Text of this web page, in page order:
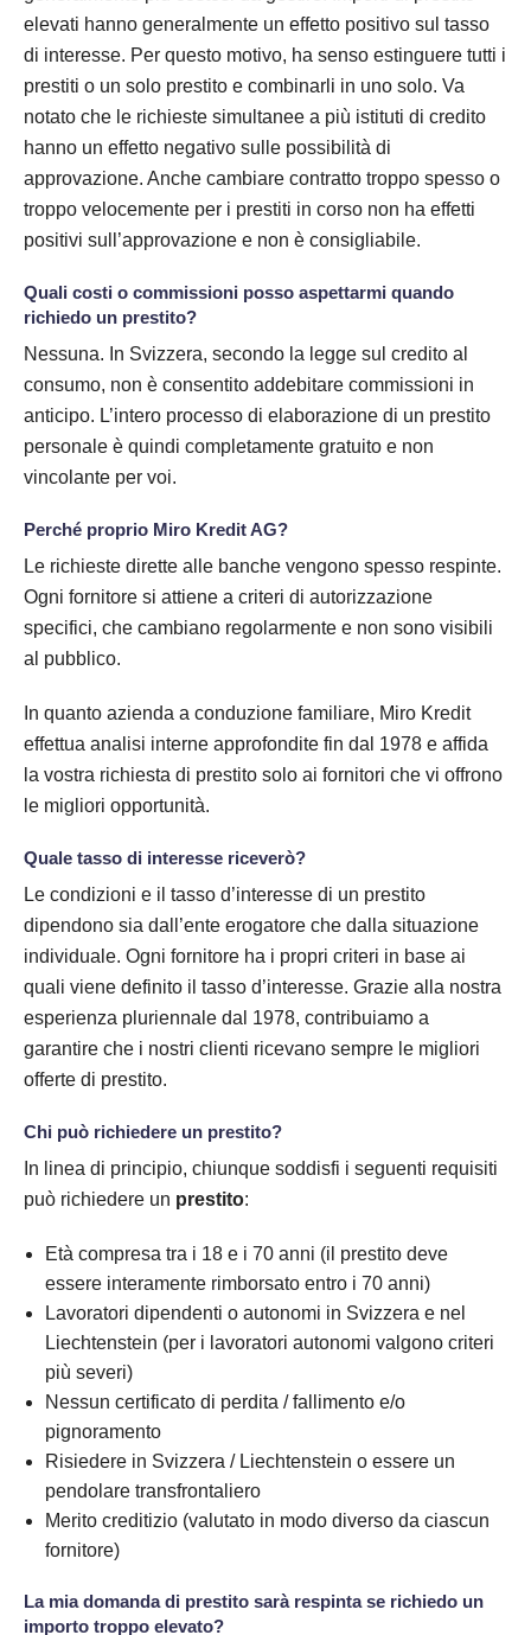
elevati hanno generalmente un effetto positivo sul tasso
di interesse. Per questo motivo, ha senso estinguere tutti i
prestiti o un solo prestito e combinarli in uno solo. Va
notato che le richieste simultanee a più istituti di credito
hanno un effetto negativo sulle possibilità di
approvazione. Anche cambiare contratto troppo spesso o
troppo velocemente per i prestiti in corso non ha effetti
positivi sull’approvazione e non è consigliabile.
Quali costi o commissioni posso aspettarmi quando
richiedo un prestito?
Nessuna. In Svizzera, secondo la legge sul credito al
consumo, non è consentito addebitare commissioni in
anticipo. L’intero processo di elaborazione di un prestito
personale è quindi completamente gratuito e non
vincolante per voi.
Perché proprio Miro Kredit AG?
Le richieste dirette alle banche vengono spesso respinte.
Ogni fornitore si attiene a criteri di autorizzazione
specifici, che cambiano regolarmente e non sono visibili
al pubblico.
In quanto azienda a conduzione familiare, Miro Kredit
effettua analisi interne approfondite fin dal 1978 e affida
la vostra richiesta di prestito solo ai fornitori che vi offrono
le migliori opportunità.
Quale tasso di interesse riceverò?
Le condizioni e il tasso d’interesse di un prestito
dipendono sia dall’ente erogatore che dalla situazione
individuale. Ogni fornitore ha i propri criteri in base ai
quali viene definito il tasso d’interesse. Grazie alla nostra
esperienza pluriennale dal 1978, contribuiamo a
garantire che i nostri clienti ricevano sempre le migliori
offerte di prestito.
Chi può richiedere un prestito?
In linea di principio, chiunque soddisfi i seguenti requisiti
può richiedere un prestito:
Età compresa tra i 18 e i 70 anni (il prestito deve
essere interamente rimborsato entro i 70 anni)
Lavoratori dipendenti o autonomi in Svizzera e nel
Liechtenstein (per i lavoratori autonomi valgono criteri
più severi)
Nessun certificato di perdita / fallimento e/o
pignoramento
Risiedere in Svizzera / Liechtenstein o essere un
pendolare transfrontaliero
Merito creditizio (valutato in modo diverso da ciascun
fornitore)
La mia domanda di prestito sarà respinta se richiedo un
importo troppo elevato?